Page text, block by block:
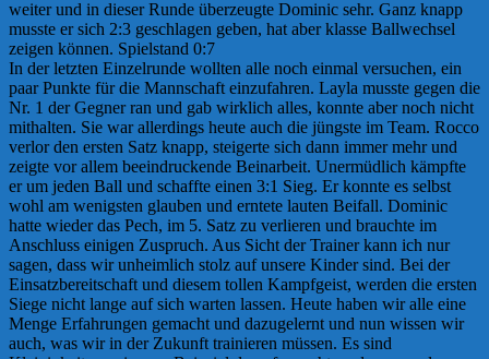
weiter und in dieser Runde überzeugte Dominic sehr. Ganz knapp
musste er sich 2:3 geschlagen geben, hat aber klasse Ballwechsel
zeigen können. Spielstand 0:7
In der letzten Einzelrunde wollten alle noch einmal versuchen, ein
paar Punkte für die Mannschaft einzufahren. Layla musste gegen die
Nr. 1 der Gegner ran und gab wirklich alles, konnte aber noch nicht
mithalten. Sie war allerdings heute auch die jüngste im Team. Rocco
verlor den ersten Satz knapp, steigerte sich dann immer mehr und
zeigte vor allem beeindruckende Beinarbeit. Unermüdlich kämpfte
er um jeden Ball und schaffte einen 3:1 Sieg. Er konnte es selbst
wohl am wenigsten glauben und erntete lauten Beifall. Dominic
hatte wieder das Pech, im 5. Satz zu verlieren und brauchte im
Anschluss einigen Zuspruch. Aus Sicht der Trainer kann ich nur
sagen, dass wir unheimlich stolz auf unsere Kinder sind. Bei der
Einsatzbereitschaft und diesem tollen Kampfgeist, werden die ersten
Siege nicht lange auf sich warten lassen. Heute haben wir alle eine
Menge Erfahrungen gemacht und dazugelernt und nun wissen wir
auch, was wir in der Zukunft trainieren müssen. Es sind